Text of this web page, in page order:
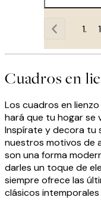
1
Cuadros en
Los cuadros en
hará que tu hogar se
Inspírate y decora tu
nuestros motivos de
son una forma
darles un toque de
siempre ofrece las
clásicos